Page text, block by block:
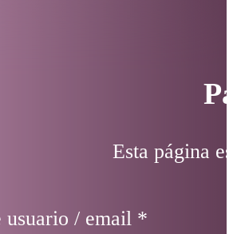
Esta página
usuario / email *